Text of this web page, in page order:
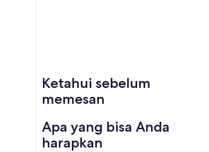
Ketahui sebelum
memesan
Apa yang bisa Anda
harapkan